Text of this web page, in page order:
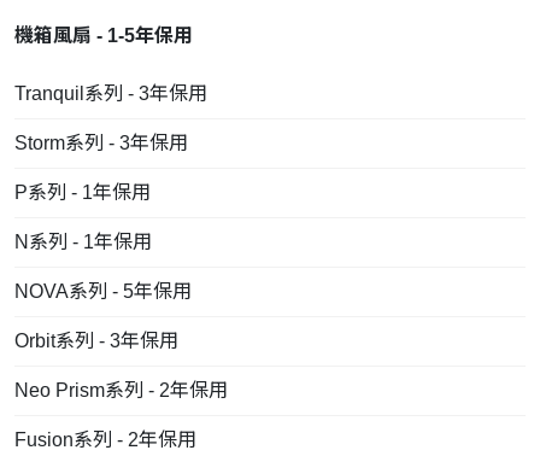
機箱風扇 - 1-5年保用
Tranquil系列 - 3年保用
Storm系列 - 3年保用
P系列 - 1年保用
N系列 - 1年保用
NOVA系列 - 5年保用
Orbit系列 - 3年保用
Neo Prism系列 - 2年保用
Fusion系列 - 2年保用